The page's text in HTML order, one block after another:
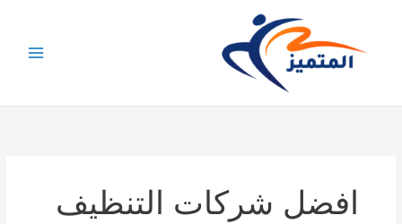
المحتوى
افضل شركات التنظيف